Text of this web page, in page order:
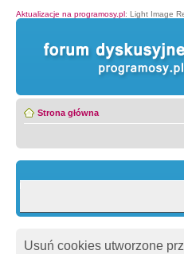
Aktualizacje na programosy.pl: Light Image
Strona główna
Usuń cookies utworzone